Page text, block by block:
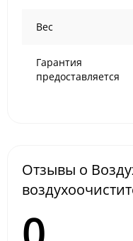
Вес
Гарантия
предоставляется
Отзывы о